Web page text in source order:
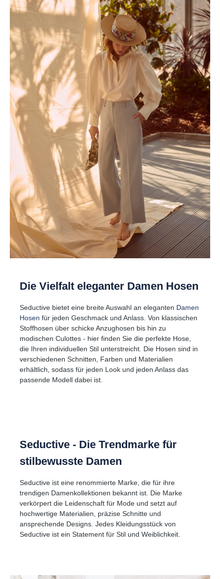
Die Vielfalt eleganter Damen Hosen
Seductive bietet eine breite Auswahl an eleganten Damen
Hosen für jeden Geschmack und Anlass. Von klassischen
Stoffhosen über schicke Anzughosen bis hin zu
modischen Culottes - hier finden Sie die perfekte Hose,
die Ihren individuellen Stil unterstreicht. Die Hosen sind in
verschiedenen Schnitten, Farben und Materialien
erhältlich, sodass für jeden Look und jeden Anlass das
passende Modell dabei ist.
Seductive - Die Trendmarke für
stilbewusste Damen
Seductive ist eine renommierte Marke, die für ihre
trendigen Damenkollektionen bekannt ist. Die Marke
verkörpert die Leidenschaft für Mode und setzt auf
hochwertige Materialien, präzise Schnitte und
ansprechende Designs. Jedes Kleidungsstück von
Seductive ist ein Statement für Stil und Weiblichkeit.